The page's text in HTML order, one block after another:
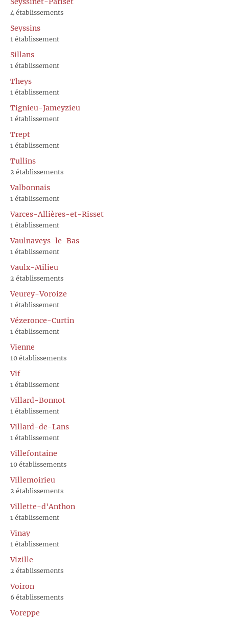
4 établissements
Seyssins
1 établissement
Sillans
1 établissement
Theys
1 établissement
Tignieu-Jameyzieu
1 établissement
Trept
1 établissement
Tullins
2 établissements
Valbonnais
1 établissement
Varces-Allières-et-Risset
1 établissement
Vaulnaveys-le-Bas
1 établissement
Vaulx-Milieu
2 établissements
Veurey-Voroize
1 établissement
Vézeronce-Curtin
1 établissement
Vienne
10 établissements
Vif
1 établissement
Villard-Bonnot
1 établissement
Villard-de-Lans
1 établissement
Villefontaine
10 établissements
Villemoirieu
2 établissements
Villette-d'Anthon
1 établissement
Vinay
1 établissement
Vizille
2 établissements
Voiron
6 établissements
Voreppe